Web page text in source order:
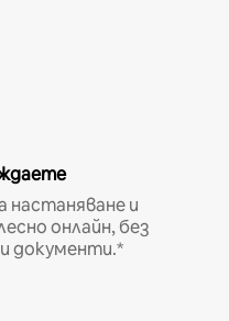
и
онлайн, без
документи.*